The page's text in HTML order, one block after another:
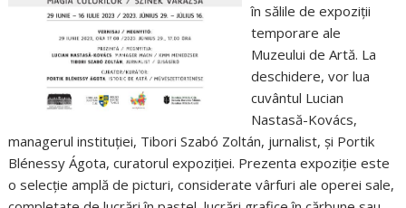
în sălile de expoziții
temporare ale
Muzeului de Artă. La
deschidere, vor lua
cuvântul Lucian
Nastasă-Kovács,
managerul instituției, Tibori Szabó Zoltán, jurnalist, și Portik
Blénessy Ágota, curatorul expoziției. Prezenta expoziție este
o selecție amplă de picturi, considerate vârfuri ale operei sale,